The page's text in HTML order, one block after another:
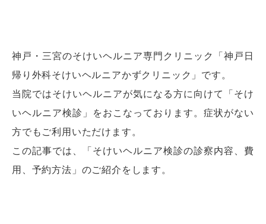
神戸・三宮のそけいヘルニア専門クリニック「神戸日
帰り外科そけいヘルニアかずクリニック」です。
当院ではそけいヘルニアが気になる方に向けて「そけ
いヘルニア検診」をおこなっております。症状がない
方でもご利用いただけます。
この記事では、「そけいヘルニア検診の診察内容、費
用、予約方法」のご紹介をします。